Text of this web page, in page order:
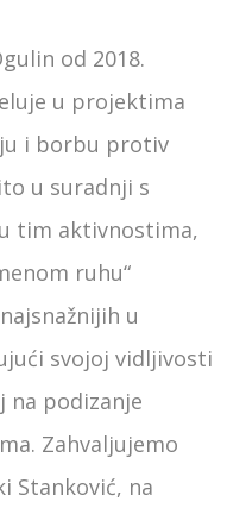
od 2018.
u projektima
i borbu protiv
u suradnji s
tim aktivnostima,
ruhu“
u
svojoj vidljivosti
na podizanje
Zahvaljujemo
Stanković, na